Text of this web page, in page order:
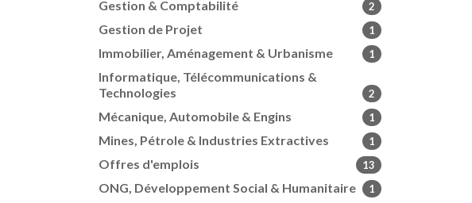
Gestion & Comptabilité 2
Gestion de Projet 1
Immobilier, Aménagement & Urbanisme 1
Informatique, Télécommunications &
Technologies
2
Mécanique, Automobile & Engins 1
Mines, Pétrole & Industries Extractives 1
Offres d'emplois 13
ONG, Développement Social & Humanitaire 1